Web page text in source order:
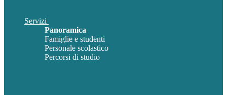
Servizi
Panoramica
Famiglie e studenti
Personale scolastico
Percorsi di studio